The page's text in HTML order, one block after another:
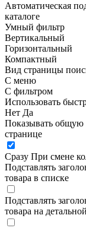
Автоматическая
каталоге
Умный фильтр
Вертикальный
Горизонтальный
Компактный
Вид страницы
С меню
С фильтром
Использовать
Нет Да
Показывать общую
странице
Сразу При смене
Подставлять
товара в списке
Подставлять
товара на